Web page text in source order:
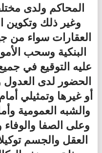
المحاكم ولدى
وغير ذلك وتكوين
العقارات سواء من
البنكية وسحب
عليه التوقيع في
الحضور لدى العدول
أو غيرها وتمثيلي
والشبه العمومية
وعلى الصفا
العقل والجسم